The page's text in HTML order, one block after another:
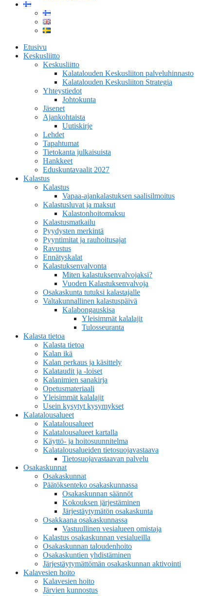
Etusivu
Keskusliitto
Keskusliitto
Kalatalouden Keskusliiton palveluhinnasto
Kalatalouden Keskusliiton Strategia
Yhteystiedot
Johtokunta
Jäsenet
Ajankohtaista
Uutiskirje
Lehdet
Tapahtumat
Tietokanta julkaisuista
Hankkeet
Eduskuntavaalit 2027
Kalastus
Kalastus
Vapaa-ajankalastuksen saalisilmoitus
Kalastusluvat ja maksut
Kalastonhoitomaksu
Kalastusmatkailu
Pyydysten merkintä
Pyyntimitat ja rauhoitusajat
Ravustus
Ennätyskalat
Kalastuksenvalvonta
Miten kalastuksenvalvojaksi?
Vuoden Kalastuksenvalvoja
Osakaskunta tutuksi kalastajalle
Valtakunnallinen kalastuspäivä
Kalabongauskisa
Yleisimmät kalalajit
Tulosseuranta
Kalasta tietoa
Kalasta tietoa
Kalan ikä
Kalan perkaus ja käsittely
Kalataudit ja -loiset
Kalanimien sanakirja
Opetusmateriaali
Yleisimmät kalalajit
Usein kysytyt kysymykset
Kalatalousalueet
Kalatalousalueet
Kalatalousalueet kartalla
Käyttö- ja hoitosuunnitelma
Kalatalousalueiden tietosuojavastaava
Tietosuojavastaavan palvelu
Osakaskunnat
Osakaskunnat
Päätöksenteko osakaskunnassa
Osakaskunnan säännöt
Kokouksen järjestäminen
Järjestäytymätön osakaskunta
Osakkaana osakaskunnassa
Vastuullinen vesialueen omistaja
Kalastus osakaskunnan vesialueilla
Osakaskunnan taloudenhoito
Osakaskuntien yhdistäminen
Järjestäytymättömän osakaskunnan aktivointi
Kalavesien hoito
Kalavesien hoito
Järvien kunnostus